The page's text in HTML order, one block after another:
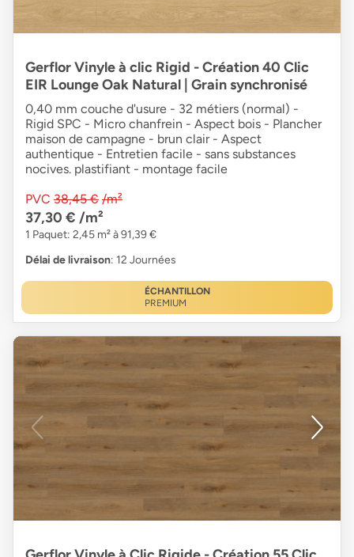
Gerflor Vinyle à clic Rigid - Création 40 Clic
EIR Lounge Oak Natural | Grain synchronisé
0,40 mm couche d'usure - 32 métiers (normal) -
Rigid SPC - Micro chanfrein - Aspect bois - Plancher
maison de campagne - brun clair - Aspect
authentique - Entretien facile - sans substances
nocives. plastifiant - montage facile
PVC 38,45 € /m²
37,30 € /m²
1 Paquet: 2,45 m² à 91,39 €
Délai de livraison: 12 Journées
ÉCHANTILLON
PREMIUM